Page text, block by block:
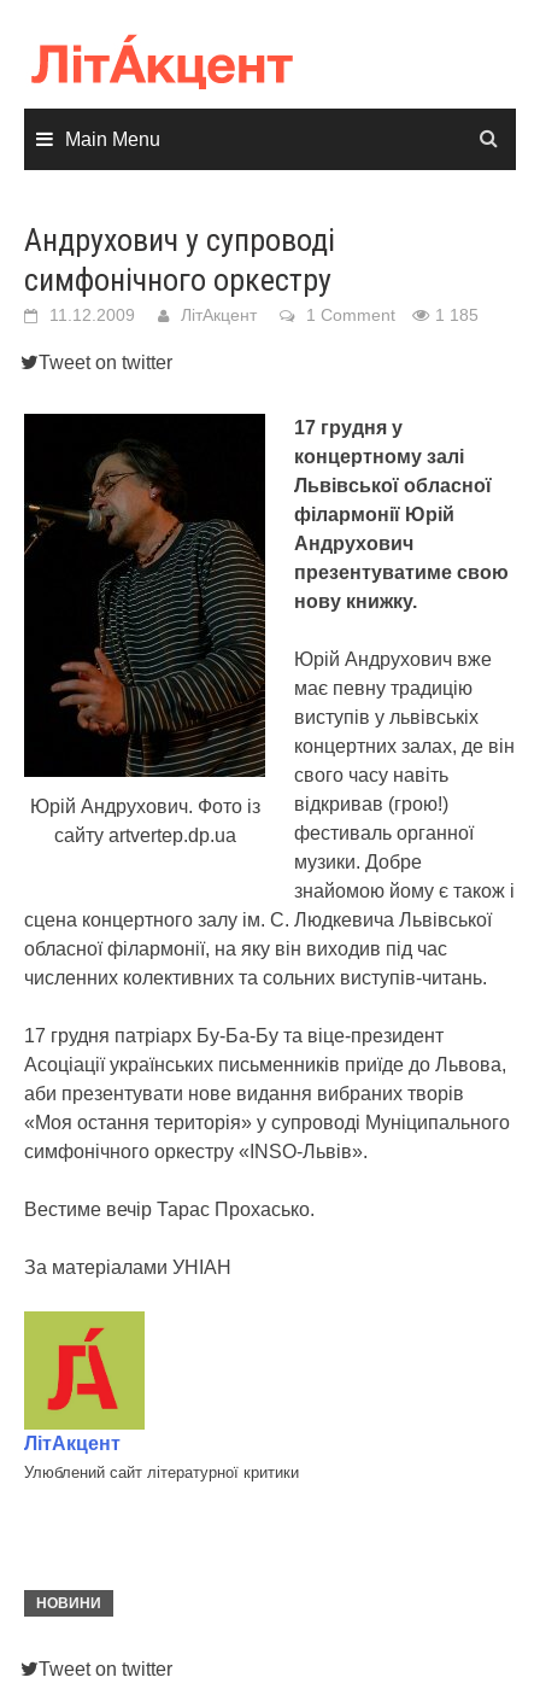
content
Main Menu
Андрухович у супроводі
симфонічного оркестру
11.12.2009 ЛітАкцент 1 Comment 1 185
Tweet on twitter
Юрій Андрухович. Фото із
сайту artvertep.dp.ua
17 грудня у
концертному залі
Львівської обласної
філармонії Юрій
Андрухович
презентуватиме свою
нову книжку.
Юрій Андрухович вже
має певну традицію
виступів у львівськіх
концертних залах, де він
свого часу навіть
відкривав (грою!)
фестиваль органної
музики. Добре
знайомою йому є також і
сцена концертного залу ім. С. Людкевича Львівської
обласної філармонії, на яку він виходив під час
численних колективних та сольних виступів-читань.
17 грудня патріарх Бу-Ба-Бу та віце-президент
Асоціації українських письменників приїде до Львова,
аби презентувати нове видання вибраних творів
«Моя остання територія» у супроводі Муніципального
симфонічного оркестру «INSO-Львів».
Вестиме вечір Тарас Прохасько.
За матеріалами УНІАН
ЛітАкцент
Улюблений сайт літературної критики
НОВИНИ
Tweet on twitter